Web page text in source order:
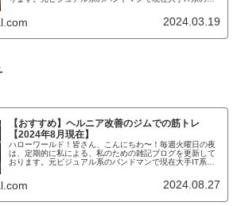
2024.03.19
【おすすめ】ヘルニア改善のジムでの筋トレ
【2024年8月現在】
ハローワールド！皆さん、こんにちわ〜！毎週火曜日の夜
は、定期的に私による、私のための雑記ブログを更新して
おります。元ビジュアル系のバンドマンで現在大手IT系の
2024.08.27